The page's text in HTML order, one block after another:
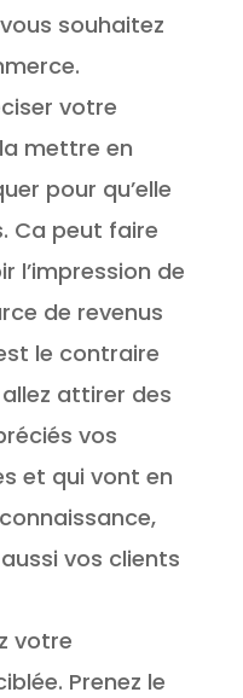
souhaitez
votre
mettre en
pour qu’elle
Ca peut faire
l’impression de
de revenus
le contraire
attirer des
vos
et qui vont en
vos clients
votre
Prenez le